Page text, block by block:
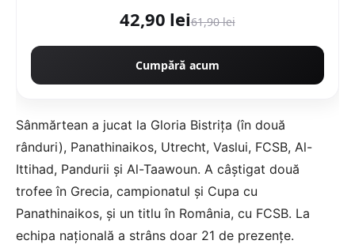
42,90 lei61,90 lei
Cumpără acum
Sânmărtean a jucat la Gloria Bistrița (în două
rânduri), Panathinaikos, Utrecht, Vaslui, FCSB, Al-
Ittihad, Pandurii și Al-Taawoun. A câștigat două
trofee în Grecia, campionatul și Cupa cu
Panathinaikos, și un titlu în România, cu FCSB. La
echipa națională a strâns doar 21 de prezențe.